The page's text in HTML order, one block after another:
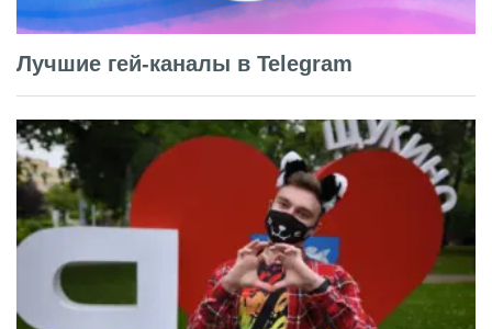
Лучшие гей-каналы в Telegram